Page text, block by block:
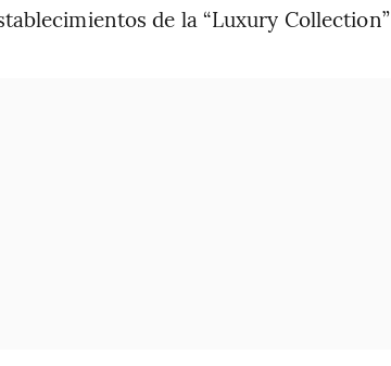
de la “Luxury Collection”